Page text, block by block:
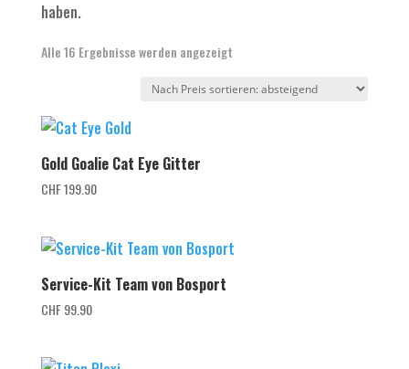
haben.
Alle 16 Ergebnisse werden angezeigtNach
Gold Goalie Cat Eye Gitter
CHF199.90
Service-Kit Team von Bosport
CHF99.90